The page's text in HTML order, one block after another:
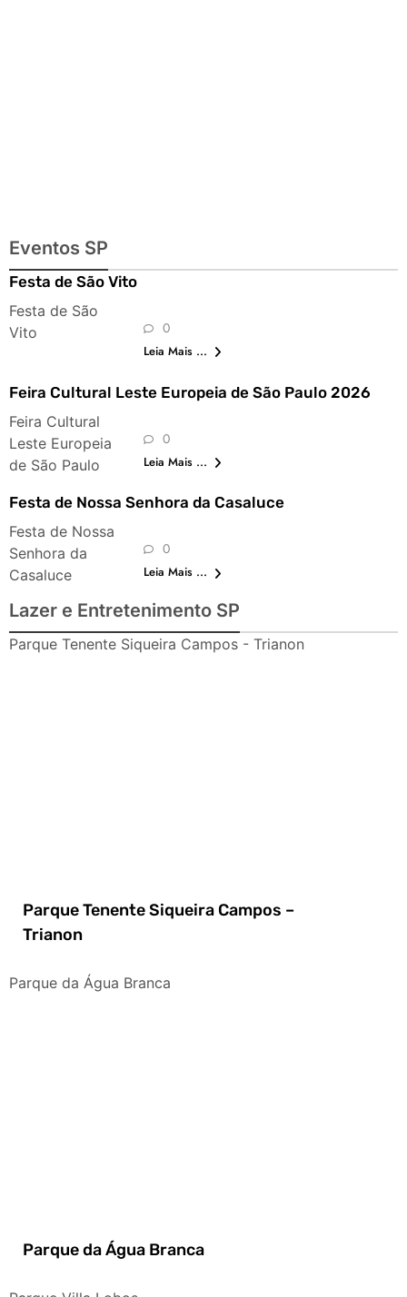
Eventos SP
Festa de São Vito
Festa de São
Vito
0
Leia Mais ...
Feira Cultural Leste Europeia de São Paulo 2026
Feira Cultural
Leste Europeia
de São Paulo
0
Leia Mais ...
Festa de Nossa Senhora da Casaluce
Festa de Nossa
Senhora da
Casaluce
0
Leia Mais ...
Lazer e Entretenimento SP
Parque Tenente Siqueira Campos - Trianon
Parque Tenente Siqueira Campos –
Trianon
Parque da Água Branca
Parque da Água Branca